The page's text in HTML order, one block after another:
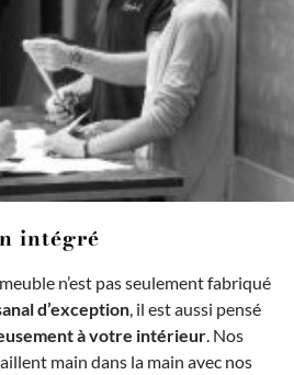
intégré
n’est pas seulement fabriqué
d’exception , il est aussi pensé
à votre intérieur . Nos
main dans la main avec nos